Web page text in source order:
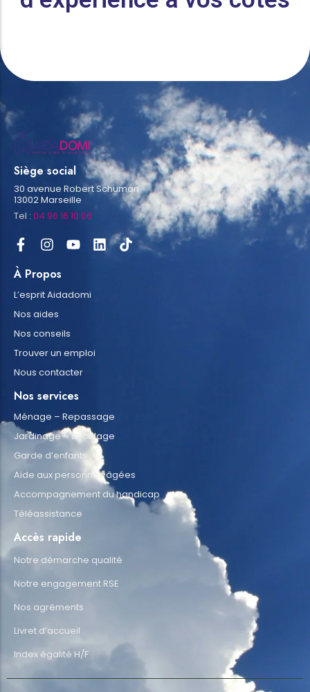
Siège social
30 avenue Robert Schuman
13002 Marseille
Tel : 04 96 16 10 06
À Propos
L’esprit Aidadomi
Nos aides
Nos conseils
Trouver un emploi
Nous contacter
Nos services
Ménage – Repassage
Jardinage – Bricolage
Garde d’enfants
Aide aux personnes âgées
Accompagnement du handicap
Téléassistance
Accès rapide
Notre démarche qualité
Notre engagement RSE
Nos agréments
Livret d’accueil
Index égalité H/F